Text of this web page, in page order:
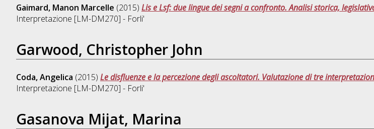
Gaimard, Manon Marcelle (2015) Lis e Lsf: due lingue dei segni a confronto. Analisi storica,
Interpretazione [LM-DM270] - Forli'
Garwood, Christopher John
Coda, Angelica (2015) Le disfluenze e la percezione degli ascoltatori. Valutazione di tre
Interpretazione [LM-DM270] - Forli'
Gasanova Mijat, Marina